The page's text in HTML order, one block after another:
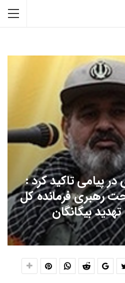
در پیامی تاکید کرد :
رهبری فرمانده کل
تهدید بیگانگان